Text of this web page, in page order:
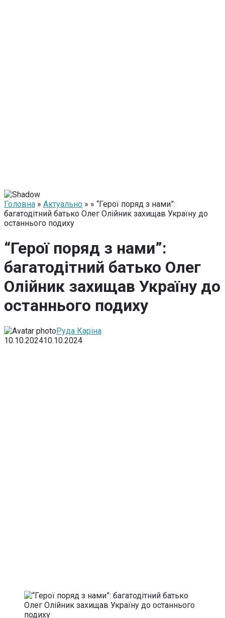
Головна » Актуально » » “Герої поряд з нами”:
багатодітний батько Олег Олійник захищав Україну до
останнього подиху
“Герої поряд з нами”:
багатодітний батько Олег
Олійник захищав Україну до
останнього подиху
Руда Каріна
10.10.202410.10.2024